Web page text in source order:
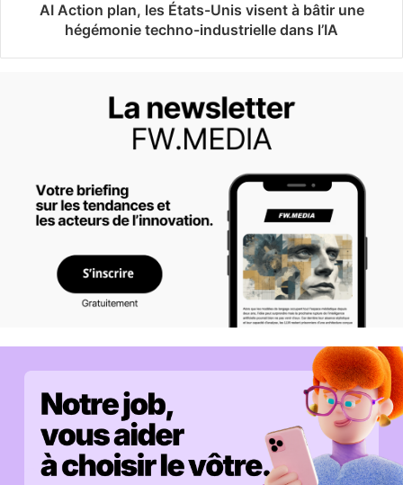
AI Action plan, les États-Unis visent à bâtir une
hégémonie techno-industrielle dans l’IA